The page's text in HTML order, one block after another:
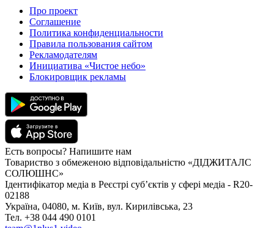
Про проект
Соглашение
Политика конфиденциальности
Правила пользования сайтом
Рекламодателям
Инициатива «Чистое небо»
Блокировщик рекламы
Есть вопросы? Напишите нам
Товариство з обмеженою відповідальністю «ДІДЖИТАЛС
СОЛЮШНС»
Ідентифікатор медіа в Реєстрі суб’єктів у сфері медіа - R20-
02188
Україна, 04080, м. Київ, вул. Кирилівська, 23
Тел. +38 044 490 0101